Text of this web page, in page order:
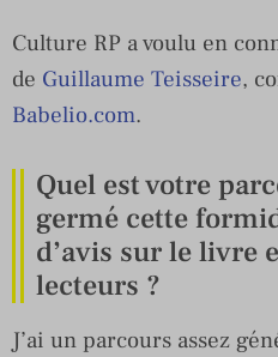
Culture RP a voulu en
de Guillaume Teisseire,
Babelio.com.
Quel est votre
germé cette
d’avis sur le livre
lecteurs ?
J’ai un parcours assez